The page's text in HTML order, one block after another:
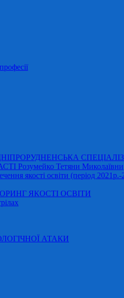
Тетяни Миколаївни
якості освіти (період
ЯКОСТІ ОСВІТИ
АТАКИ